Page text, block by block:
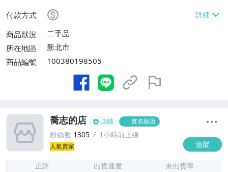
運費】
付款方式
商品狀況
二手品
所在地區
新北市
商品編號
100380198505
喬志的店 店鋪 實名驗證
粉絲數 1305 1小時前上線
人氣賣家 追蹤
正評 出貨速度 未出貨率